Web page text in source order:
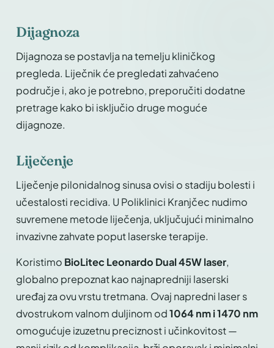
Dijagnoza
Dijagnoza se postavlja na temelju kliničkog
pregleda. Liječnik će pregledati zahvaćeno
područje i, ako je potrebno, preporučiti dodatne
pretrage kako bi isključio druge moguće
dijagnoze.
Liječenje
Liječenje pilonidalnog sinusa ovisi o stadiju bolesti i
učestalosti recidiva. U Poliklinici Kranjčec nudimo
suvremene metode liječenja, uključujući minimalno
invazivne zahvate poput laserske terapije.
Koristimo BioLitec Leonardo Dual 45W laser,
globalno prepoznat kao najnapredniji laserski
uređaj za ovu vrstu tretmana. Ovaj napredni laser s
dvostrukom valnom duljinom od1064 nm i 1470 nm
omogućuje izuzetnu preciznost i učinkovitost —